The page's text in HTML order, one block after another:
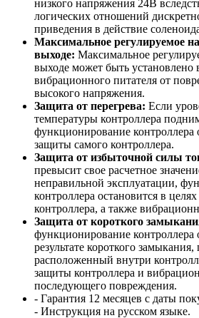
низкого напряжения 24В
логических отношений
приведения в действие
Максимальное регулируемое
выходе: Максимальное
выходе может быть установлено
вибрационного питателя от
высокого напряжения.
Защита от перегрева: Если
температуры контроллера
функционирование контроллера
защиты самого контроллера.
Защита от избыточной силы
превысит свое расчетное
неправильной эксплуатации,
контроллера остановится в
контроллера, а также
Защита от короткого
функционирование контроллера
результате короткого
расположенный внутри
защиты контроллера и
последующего повреждения.
- Гарантия 12 месяцев с даты
- Инструкция на русском языке.